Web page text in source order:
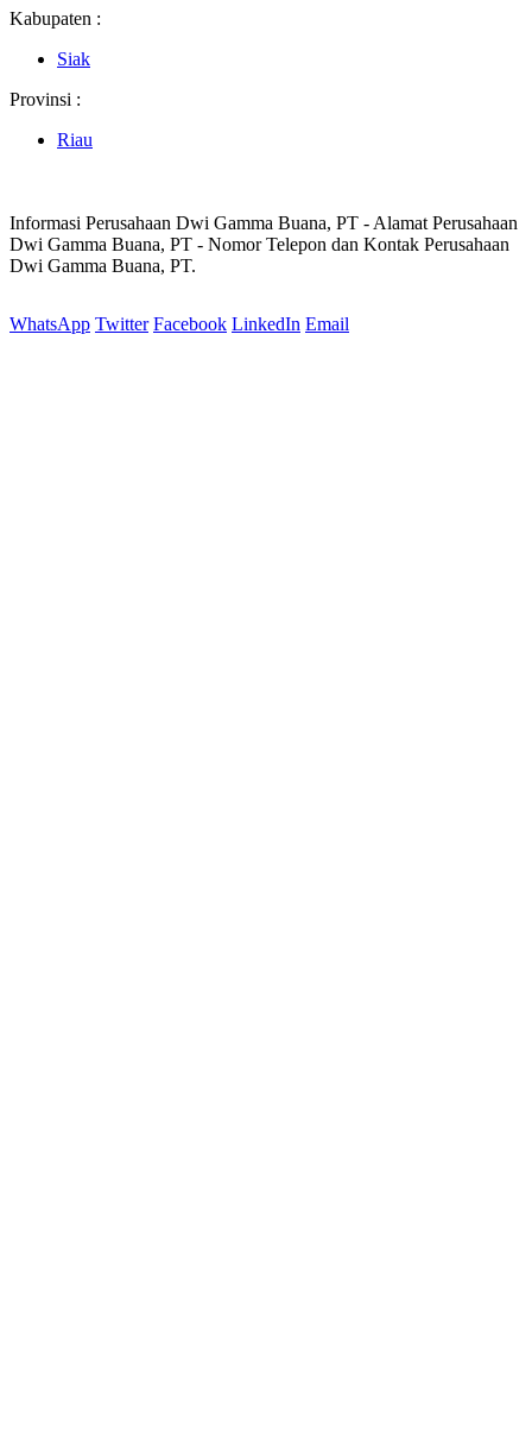
Kabupaten :
Siak
Provinsi :
Riau
Informasi Perusahaan Dwi Gamma Buana, PT - Alamat Perusahaan
Dwi Gamma Buana, PT - Nomor Telepon dan Kontak Perusahaan
Dwi Gamma Buana, PT.
WhatsApp Twitter Facebook LinkedIn Email